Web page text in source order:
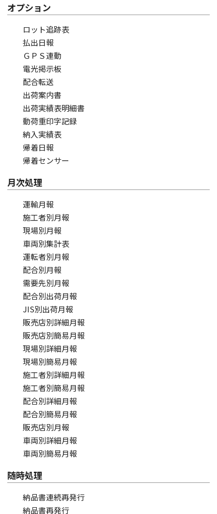
オプション
ロット追跡表
払出日報
ＧＰＳ連動
電光掲示板
配合転送
出荷案内書
出荷実績表明細書
動荷重印字記録
納入実績表
帰着日報
帰着センサー
月次処理
運輸月報
施工者別月報
現場別月報
車両別集計表
運転者別月報
配合別月報
需要先別月報
配合別出荷月報
JIS別出荷月報
販売店別詳細月報
販売店別簡易月報
現場別詳細月報
現場別簡易月報
施工者別詳細月報
施工者別簡易月報
配合別詳細月報
配合別簡易月報
販売店別月報
車両別詳細月報
車両別簡易月報
随時処理
納品書連続再発行
納品書再発行